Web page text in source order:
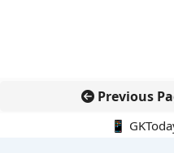
Previous
📱